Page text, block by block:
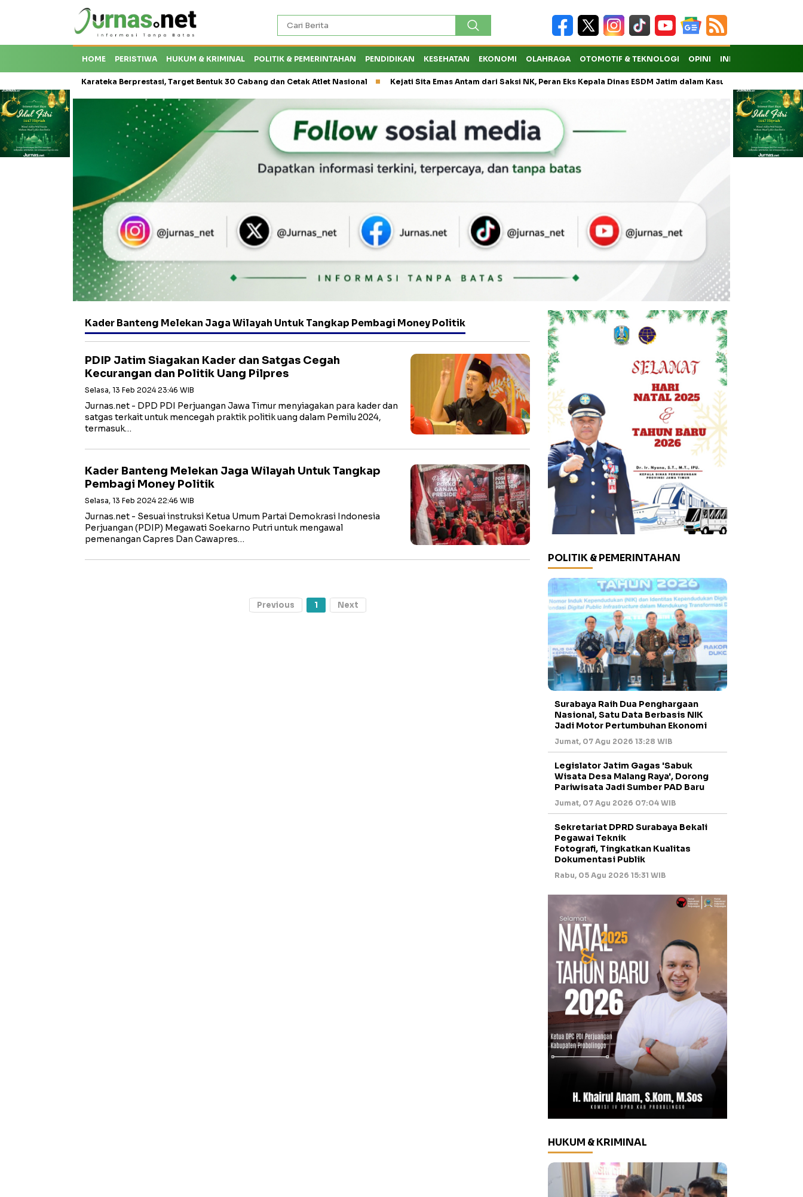
HOME PERISTIWA HUKUM & KRIMINAL POLITIK & PEMERINTAHAN PENDIDIKAN KESEHATAN EKONOMI OLAHRAGA OTOMOTIF & TEKNOLOGI OPINI INDEKS
Krisis Karateka Berprestasi, Target Bentuk 30 Cabang dan Cetak Atlet Nasional Kejati Sita Emas Antam dari Saksi NK, Peran Eks Kepala Dinas ESDM Jatim dalam Kasus Pungli Masih Didalami
Kader Banteng Melekan Jaga Wilayah Untuk Tangkap Pembagi Money Politik
PDIP Jatim Siagakan Kader dan Satgas Cegah
Kecurangan dan Politik Uang Pilpres
Selasa, 13 Feb 2024 23:46 WIB
Jurnas.net - DPD PDI Perjuangan Jawa Timur menyiagakan para kader dan
satgas terkait untuk mencegah praktik politik uang dalam Pemilu 2024,
termasuk…
Kader Banteng Melekan Jaga Wilayah Untuk Tangkap
Pembagi Money Politik
Selasa, 13 Feb 2024 22:46 WIB
Jurnas.net - Sesuai instruksi Ketua Umum Partai Demokrasi Indonesia
Perjuangan (PDIP) Megawati Soekarno Putri untuk mengawal
pemenangan Capres Dan Cawapres…
Previous 1 Next
POLITIK & PEMERINTAHAN
Surabaya Raih Dua Penghargaan
Nasional, Satu Data Berbasis NIK
Jadi Motor Pertumbuhan Ekonomi
Jumat, 07 Agu 2026 13:28 WIB
Legislator Jatim Gagas 'Sabuk
Wisata Desa Malang Raya', Dorong
Pariwisata Jadi Sumber PAD Baru
Jumat, 07 Agu 2026 07:04 WIB
Sekretariat DPRD Surabaya Bekali
Pegawai Teknik
Fotografi, Tingkatkan Kualitas
Dokumentasi Publik
Rabu, 05 Agu 2026 15:31 WIB
HUKUM & KRIMINAL